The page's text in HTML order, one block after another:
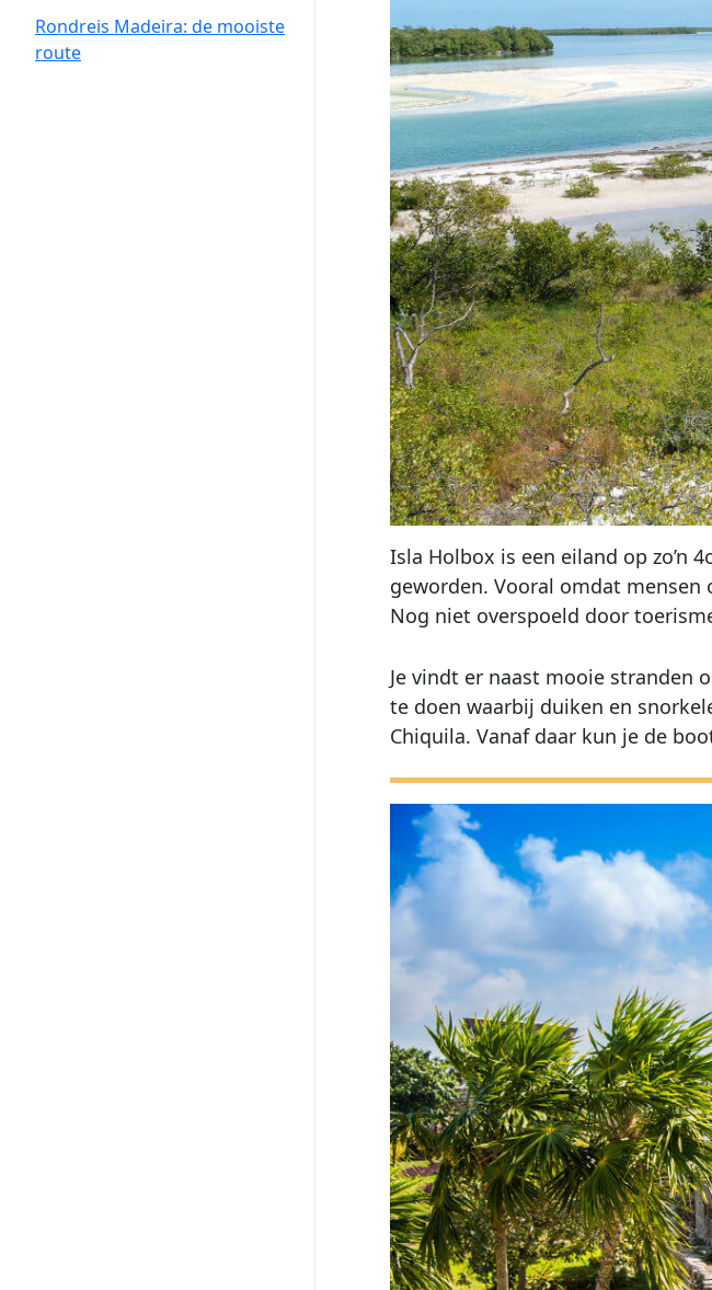
Rondreis Madeira: de mooiste
route
Isla Holbox is een eiland op zo’n
geworden. Vooral omdat mensen
Nog niet overspoeld door
Je vindt er naast mooie stranden
te doen waarbij duiken en
Chiquila. Vanaf daar kun je de